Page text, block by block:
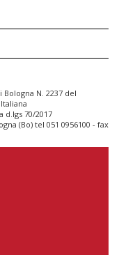
N. 2237 del
70/2017
(Bo) tel 051 0956100 - fax